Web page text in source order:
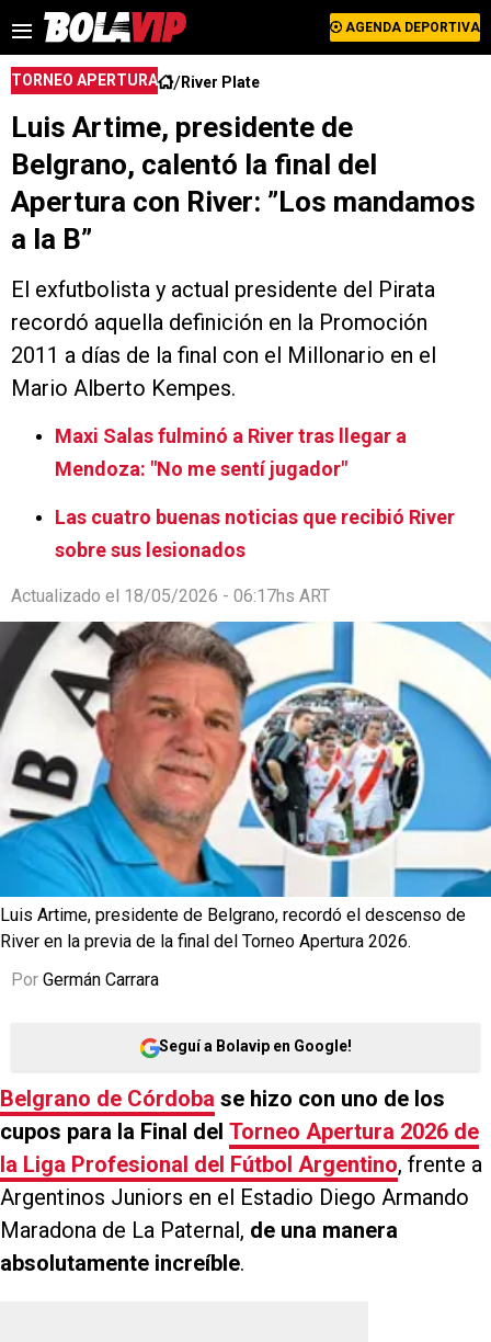
AGENDA DEPORTIVA
TORNEO APERTURA /River Plate
Luis Artime, presidente de
Belgrano, calentó la final del
Apertura con River: ”Los mandamos
a la B”
El exfutbolista y actual presidente del Pirata
recordó aquella definición en la Promoción
2011 a días de la final con el Millonario en el
Mario Alberto Kempes.
Maxi Salas fulminó a River tras llegar a
Mendoza: "No me sentí jugador"
Las cuatro buenas noticias que recibió River
sobre sus lesionados
Actualizado el 18/05/2026 - 06:17hs ART
Luis Artime, presidente de Belgrano, recordó el descenso de
River en la previa de la final del Torneo Apertura 2026.
Por Germán Carrara
Seguí a Bolavip en Google!
Belgrano de Córdoba se hizo con uno de los
cupos para la Final del Torneo Apertura 2026 de
la Liga Profesional del Fútbol Argentino, frente a
Argentinos Juniors en el Estadio Diego Armando
Maradona de La Paternal, de una manera
absolutamente increíble.